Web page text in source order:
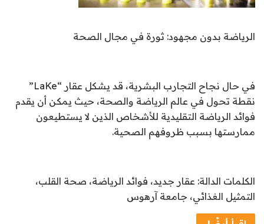
الرياضة بدون مجهود: ثورة في مجال الصحة
في حال نجاح التجارب البشرية، قد يشكل عقار “LaKe”
نقطة تحول في عالم الرياضة والصحة، حيث يمكن أن يقدم
فوائد الرياضة التقليدية للأشخاص الذين لا يستطيعون
ممارستها بسبب ظروفهم الصحية.
الكلمات الدالة: عقار جديد، فوائد الرياضة، صحة القلب،
التمثيل الغذائي، جامعة آرهوس